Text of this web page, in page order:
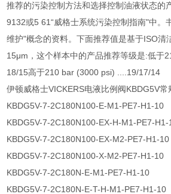
推荐的污染控制方法和选择控制油液状态的
9132或5 61“威格士系统污染控制指南"中。
维护"概念的资料。下面推荐值是基于ISO清
15μm，这个样本中的产品推荐等级是:低于
18/15高于210 bar (3000 psi) ....19/17/14
伊顿威格士VICKERS电液比例阀KBDG5V常
KBDG5V-7-2C180N100-E-M1-PE7-H1-10
KBDG5V-7-2C180N100-EX-H-M1-PE7-H1-
KBDG5V-7-2C180N100-EX-M2-PE7-H1-10
KBDG5V-7-2C180N100-X-M2-PE7-H1-10
KBDG5V-7-2C180N-E-M1-PE7-H1-10
KBDG5V-7-2C180N-E-T-H-M1-PE7-H1-10